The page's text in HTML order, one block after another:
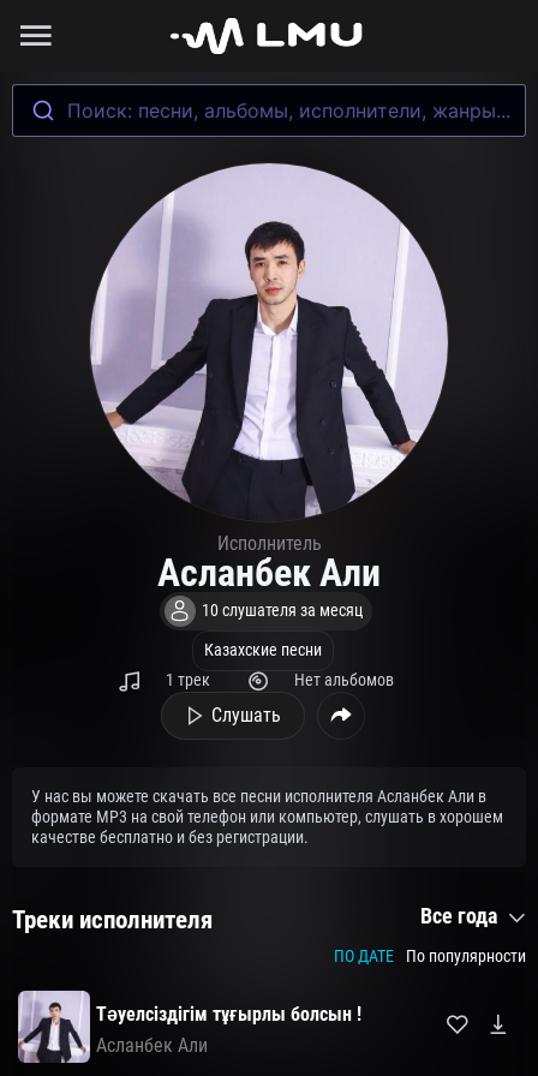
Поиск: песни, альбомы, исполнители, жанры...
Исполнитель
Асланбек Али
10 слушателя за месяц
Казахские песни
1 трек
Нет альбомов
Слушать
У нас вы можете скачать все песни исполнителя Асланбек Али в
формате MP3 на свой телефон или компьютер, слушать в хорошем
качестве бесплатно и без регистрации.
Треки исполнителя Все года
ПО ДАТЕ По популярности
Тәуелсіздігім тұғырлы болсын !
Асланбек Али